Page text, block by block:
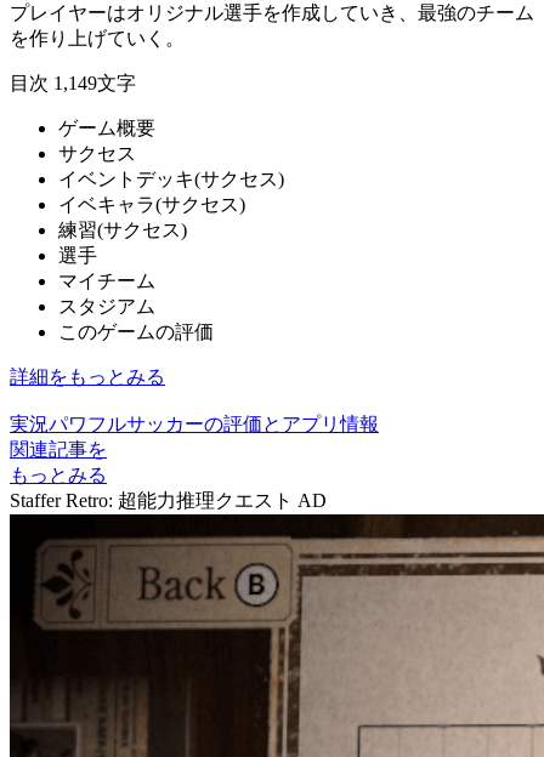
プレイヤーはオリジナル選手を作成していき、 最強のチーム
を作り上げていく。
目次 1,149文字
ゲーム概要
サクセス
イベントデッキ(サクセス)
イベキャラ(サクセス)
練習(サクセス)
選手
マイチーム
スタジアム
このゲームの評価
詳細をもっとみる
実況パワフルサッカーの評価とアプリ情報
関連記事を
もっとみる
Staffer Retro: 超能力推理クエスト AD